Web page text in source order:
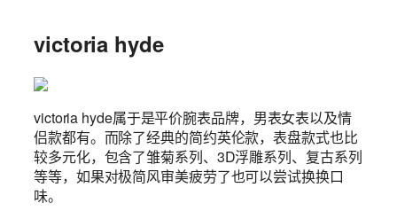
victoria hyde
victoria hyde属于是平价腕表品牌，男表女表以及情
侣款都有。而除了经典的简约英伦款，表盘款式也比
较多元化，包含了雏菊系列、3D浮雕系列、复古系列
等等，如果对极简风审美疲劳了也可以尝试换换口
味。